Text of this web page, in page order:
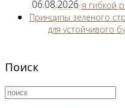
мест для гибкой
06.08.2026
Принципы зеленого
для устойчивого
Поиск